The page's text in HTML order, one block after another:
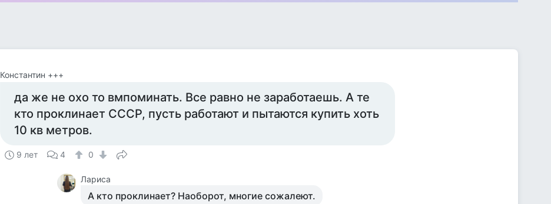
Константин +++
да же не охо то вмпоминать. Все равно не заработаешь. А те
кто проклинает СССР, пусть работают и пытаются купить хоть
10 кв метров.
9 лет 4 0
Лариса
А кто проклинает? Наоборот, многие сожалеют.